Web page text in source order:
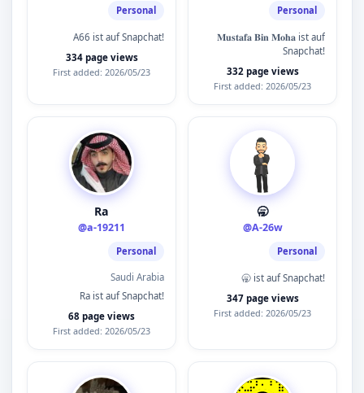
Personal
A66 ist auf Snapchat!
334 page views
First added: 2026/05/23
Personal
𝐌𝐮𝐬𝐭𝐚𝐟𝐚 𝐁𝐢𝐧 𝐌𝐨𝐡𝐚 ist auf
Snapchat!
332 page views
First added: 2026/05/23
Ra
@a-19211
Personal
Saudi Arabia
Ra ist auf Snapchat!
68 page views
First added: 2026/05/23
🥱
@A-26w
Personal
🥱 ist auf Snapchat!
347 page views
First added: 2026/05/23